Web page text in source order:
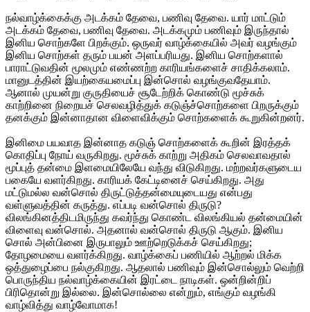
நல்வாழ்க்கைக்கு அடக்கம் தேவை, பணிவு தேவை. யார் மாட்டும்
அடக்கம் தேவை, பணிவு தேவை. அடக்கமும் பணிவும் இருந்தால்
இனிய சொற்களே பிறக்கும். ஒருவர் வாழ்க்கையில் அவர் வழங்கும்
இனிய சொற்கள் தரும் பயன் அளப்பரியது. இனிய சொற்களால்
பாராட்டுவதின் மூலமும் எண்ணற்ற காரியங்களைச் சாதிக்கலாம்.
மானுடத்தின் இயற்கையமைப்பு இன்சொல் வழங்குவதேயாம்.
ஆனால் முயன்று குருதியைச் சூடேற்றிக் கொண்டு மூச்சுக்
காற்றினை நிறையச் செலவழித்துக் கடுஞ்ச்சொற்களை பிறருக்கும்
தனக்கும் இன்னாதான விளைவிக்கும் சொற்களைக் கூறுகின்றனர்.
இனிமை பயவாத இன்னாத கடுஞ் சொற்களைக் கூறின் இரத்தக்
கொதிப்பு நோய் வருகிறது. மூச்சுக் காற்று அதிகம் செலவாவதால்
மூப்புத் தன்மை இளமையிலேயே வந்து விடுகிறது. மற்றவர்களுடைய
பகையே வளர்கிறது. காரியக் கேட்டினைச் செய்கிறது. அது
மட்டுமல்ல வன்சொல் திருட்டுத்தன்மையுடையது என்பது
வள்ளுவத்தின் கருத்து. எப்படி வன்சொல் திருடு?
விலங்கினத்திடமிருந்து கவர்ந்து கொண்ட விலங்கியல் தன்மையின்
விளைவு வன்சொல். அதனால் வன்சொல் திருடு ஆகும். இனிய
சொல் அன்பினை இருபாலும் ஊற்றெடுக்கச் செய்கிறது;
தோழமையை வளர்க்கிறது. வாழ்க்கைப் பணியில் ஆற்றல் மிக்க
ஒத்துழைப்பை நல்குகிறது. ஆதலால் பணிவும் இன்சொல்லும் வெற்றி
பொருந்திய நல்வாழ்க்கையின் இரட்டை நாடிகள். ஒன்றின்றிப்
பிரிதொன்று இல்லை. இன்சொல்லை என்றும், எங்கும் வழங்கி
வாழ்வித்து வாழ்வோமாக!